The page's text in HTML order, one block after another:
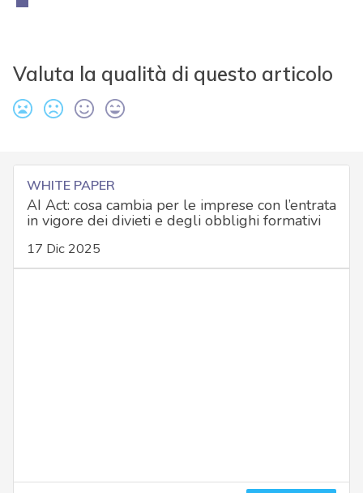
Valuta la qualità di questo articolo
WHITE PAPER
AI Act: cosa cambia per le imprese con l’entrata
in vigore dei divieti e degli obblighi formativi
17 Dic 2025